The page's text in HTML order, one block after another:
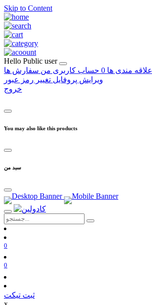
Skip to Content
Hello Public user
علاقه مندی ها 0 حساب کاربری من سفارش ها
ویرایش پروفایل تغییر رمز عبور
خروج
You may also like this products
سبد من
0
0
ثبت تیکت